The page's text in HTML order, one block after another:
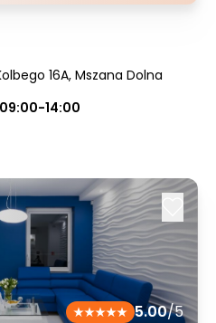
16A, Mszana Dolna
09:00-14:00
5.00/5